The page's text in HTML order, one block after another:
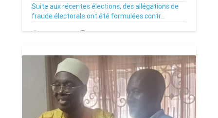
Suite aux récentes élections, des allégations de
fraude électorale ont été formulées contr...
20/10/25 Par ABDOULHAKIM 0